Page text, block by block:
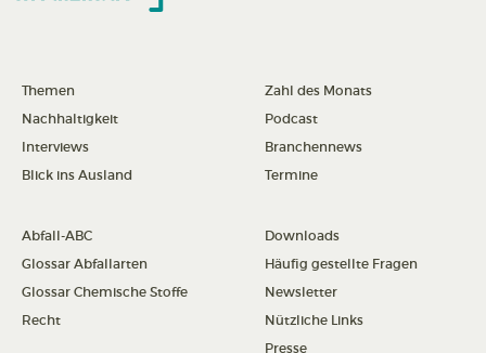
Themen
Nachhaltigkeit
Interviews
Blick ins Ausland
Zahl des Monats
Podcast
Branchennews
Termine
Abfall-ABC
Glossar Abfallarten
Glossar Chemische Stoffe
Recht
Downloads
Häufig gestellte Fragen
Newsletter
Nützliche Links
Presse